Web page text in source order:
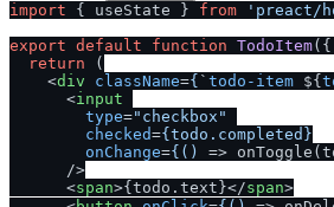
import { useState } from 'preact/
export default function TodoItem( {
return (
<div className={ ` todo-item ${
<input
type="checkbox"
checked={todo.completed}
onChange={() =>
/>
<span>{todo.text}</span>